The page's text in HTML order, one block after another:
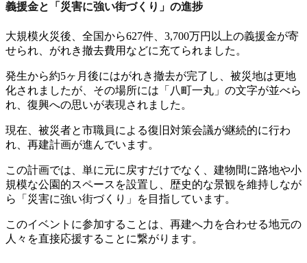
義援金と「災害に強い街づくり」の進捗
大規模火災後、全国から627件、3,700万円以上の義援金が寄
せられ、がれき撤去費用などに充てられました。
発生から約5ヶ月後にはがれき撤去が完了し、被災地は更地
化されましたが、その場所には「八町一丸」の文字が並べら
れ、復興への思いが表現されました。
現在、被災者と市職員による復旧対策会議が継続的に行わ
れ、再建計画が進んでいます。
この計画では、単に元に戻すだけでなく、建物間に路地や小
規模な公園的スペースを設置し、歴史的な景観を維持しなが
ら「災害に強い街づくり」を目指しています。
このイベントに参加することは、再建へ力を合わせる地元の
人々を直接応援することに繋がります。